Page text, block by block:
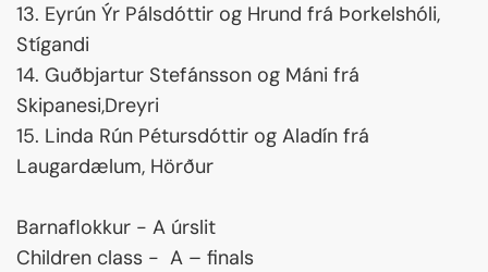
13. Eyrún Ýr Pálsdóttir og Hrund frá Þorkelshóli,
Stígandi
14. Guðbjartur Stefánsson og Máni frá
Skipanesi,Dreyri
15. Linda Rún Pétursdóttir og Aladín frá
Laugardælum, Hörður
Barnaflokkur - A úrslit
Children class - A – finals